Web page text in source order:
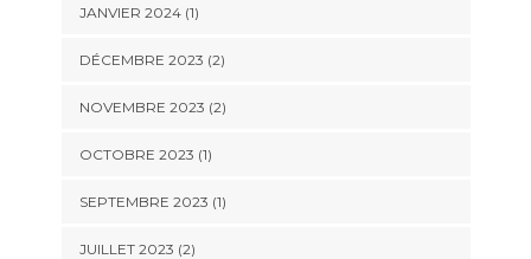
JANVIER 2024(1)
DÉCEMBRE 2023 (2)
NOVEMBRE 2023 (2)
OCTOBRE 2023 (1)
SEPTEMBRE 2023 (1)
JUILLET 2023 (2)